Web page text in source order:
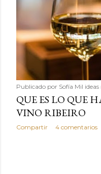
Publicado por Sofía Mil
QUE ES LO QUE
VINO RIBEIRO
Compartir 4 comentarios